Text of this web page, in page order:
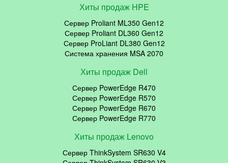
Хиты продаж HPE
Сервер Proliant ML350 Gen12
Сервер Proliant DL360 Gen12
Сервер ProLiant DL380 Gen12
Система хранения MSA 2070
Хиты продаж Dell
Сервер PowerEdge R470
Сервер PowerEdge R570
Сервер PowerEdge R670
Сервер PowerEdge R770
Хиты продаж Lenovo
Сервер ThinkSystem SR630 V4